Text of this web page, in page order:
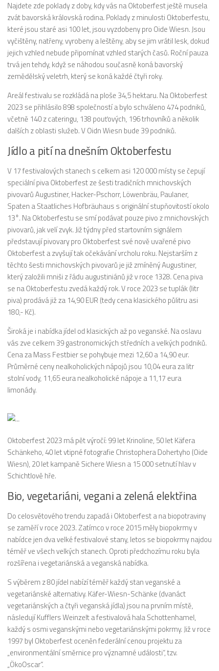
Najdete zde poklady z doby, kdy vás na Oktoberfest ještě musela
zvát bavorská královská rodina. Poklady z minulosti Oktoberfestu,
které jsou staré asi 100 let, jsou vyzdobeny pro Oide Wiesn. Jsou
vyčištěny, natřeny, vyrobeny a leštěny, aby se jim vrátil lesk, dokud
jejich vzhled nebude připomínat vzhled starých časů. Roční pauza
trvá jen tehdy, když se náhodou současně koná bavorský
zemědělský veletrh, který se koná každé čtyři roky.
Areál festivalu se rozkládá na ploše 34,5 hektaru. Na Oktoberfest
2023 se přihlásilo 898 společností a bylo schváleno 474 podniků,
včetně 140 z cateringu, 138 pouťových, 196 trhovníků a několik
dalších z oblasti služeb. V Oidn Wiesn bude 39 podniků.
Jídlo a pití na dnešním Oktoberfestu
V 17 festivalových stanech s celkem asi 120 000 místy se čepují
speciální piva Oktoberfest ze šesti tradičních mnichovských
pivovarů Augustiner, Hacker-Pschorr, Löwenbräu, Paulaner,
Spaten a Staatliches Hofbräuhaus s originální stupňovitostí okolo
13°. Na Oktoberfestu se smí podávat pouze pivo z mnichovských
pivovarů, jak velí zvyk. Již týdny před startovním signálem
představují pivovary pro Oktoberfest své nově uvařené pivo
Oktoberfest a zvyšují tak očekávání vrcholu roku. Nejstarším z
těchto šesti mnichovských pivovarů je již zmíněný Augustiner,
který založili mniši z řádu augustiniánů již v roce 1328. Cena piva
se na Oktoberfestu zvedá každý rok. V roce 2023 se tuplák (litr
piva) prodává již za 14,90 EUR (tedy cena klasického půlitru asi
180,- Kč).
Široká je i nabídka jídel od klasických až po veganské. Na oslavu
vás zve celkem 39 gastronomických středních a velkých podniků.
Cena za Mass Festbier se pohybuje mezi 12,60 a 14,90 eur.
Průměrné ceny nealkoholických nápojů jsou 10,04 eura za litr
stolní vody, 11,65 eura nealkoholické nápoje a 11,17 eura
limonády.
Oktoberfest 2023 má pět výročí: 99 let Krinoline, 50 let Käfera
Schänkeho, 40 let vtipné fotografie Christophera Dohertyho (Oide
Wiesn), 20 let kampaně Sichere Wiesn a 15 000 setnutí hlav v
Schichtlově hře.
Bio, vegetariáni, vegani a zelená elektřina
Do celosvětového trendu zapadá i Oktoberfest a na biopotraviny
se zaměří v roce 2023. Zatímco v roce 2015 měly biopokrmy v
nabídce jen dva velké festivalové stany, letos se biopokrmy najdou
téměř ve všech velkých stanech. Oproti předchozímu roku byla
rozšířena i vegetariánská a veganská nabídka.
S výběrem z 80 jídel nabízí téměř každý stan veganské a
vegetariánské alternativy. Käfer-Wiesn-Schänke (dvanáct
vegetariánských a čtyři veganská jídla) jsou na prvním místě,
následují Kufflers Weinzelt a festivalová hala Schottenhamel,
každý s osmi veganskými nebo vegetariánskými pokrmy. Již v roce
1997 byl Oktoberfest oceněn federální cenou projektu za
„environmentální směrnice pro významné události“, tzv.
„ÖkoOscar“.